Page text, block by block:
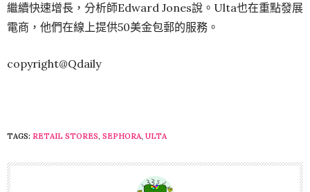
繼續快速增長，分析師Edward Jones說。Ulta也在重點發展
電商，他們在線上提供50美金包郵的服務。
copyright@Qdaily
TAGS: RETAIL STORES, SEPHORA, ULTA